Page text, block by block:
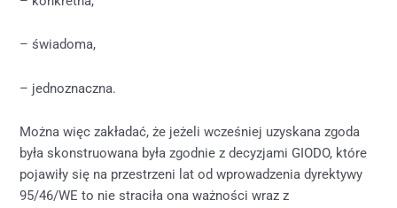
– świadoma,
– jednoznaczna.
Można więc zakładać, że jeżeli wcześniej uzyskana zgoda
była skonstruowana była zgodnie z decyzjami GIODO, które
pojawiły się na przestrzeni lat od wprowadzenia dyrektywy
95/46/WE to nie straciła ona ważności wraz z